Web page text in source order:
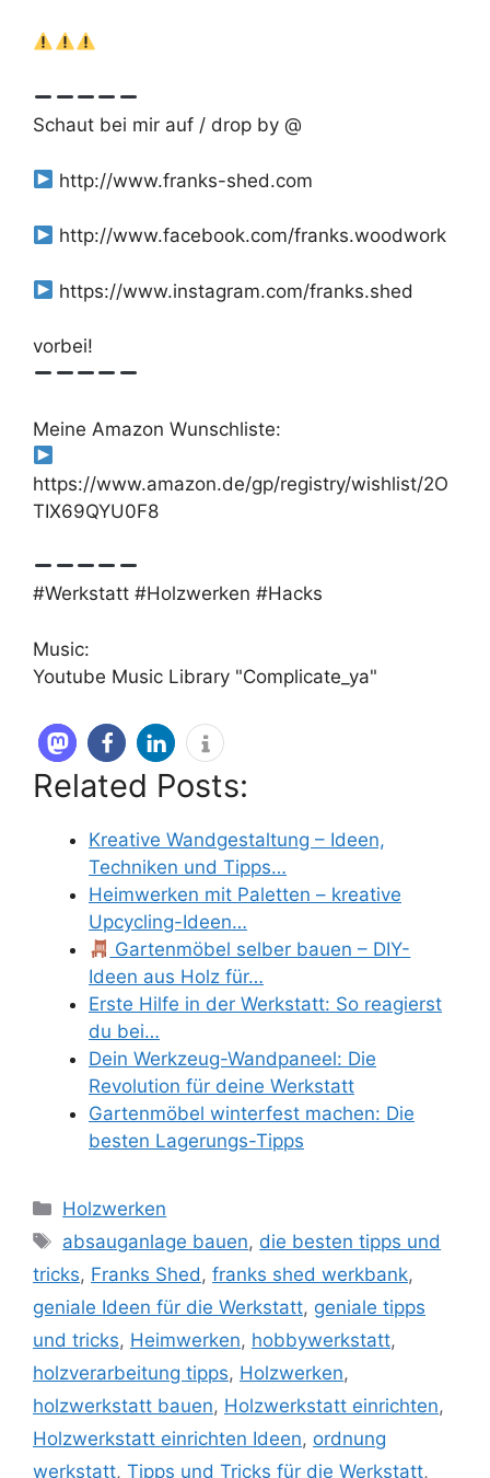
Schaut bei mir auf / drop by @
http://www.franks-shed.com
http://www.facebook.com/franks.woodwork
https://www.instagram.com/franks.shed
vorbei!
Meine Amazon Wunschliste:
https://www.amazon.de/gp/registry/wishlist/2O
TIX69QYU0F8
#Werkstatt #Holzwerken #Hacks
Music:
Youtube Music Library "Complicate_ya"
Related Posts:
Kreative Wandgestaltung – Ideen,
Techniken und Tipps…
Heimwerken mit Paletten – kreative
Upcycling-Ideen…
Gartenmöbel selber bauen – DIY-
Ideen aus Holz für…
Erste Hilfe in der Werkstatt: So reagierst
du bei…
Dein Werkzeug-Wandpaneel: Die
Revolution für deine Werkstatt
Gartenmöbel winterfest machen: Die
besten Lagerungs-Tipps
Kategorien
Holzwerken
Schlagwörter
absauganlage bauen, die besten tipps und
tricks, Franks Shed, franks shed werkbank,
geniale Ideen für die Werkstatt, geniale tipps
und tricks, Heimwerken, hobbywerkstatt,
holzverarbeitung tipps, Holzwerken,
holzwerkstatt bauen, Holzwerkstatt einrichten,
Holzwerkstatt einrichten Ideen, ordnung
werkstatt, Tipps und Tricks für die Werkstatt,